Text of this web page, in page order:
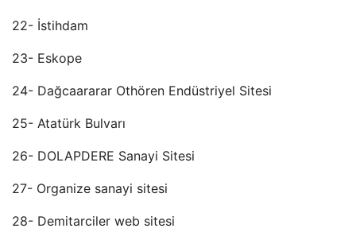
22- İstihdam
23- Eskope
24- Dağcaararar Othören Endüstriyel Sitesi
25- Atatürk Bulvarı
26- DOLAPDERE Sanayi Sitesi
27- Organize sanayi sitesi
28- Demitarciler web sitesi